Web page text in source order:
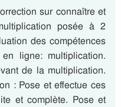
sur connaître et
posée à 2
des compétences
ligne: multiplication.
de la multiplication.
: Pose et effectue ces
et complète. Pose et